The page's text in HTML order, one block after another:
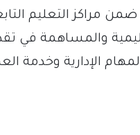
مراكز التعليم
والمساهمة في
الإدارية وخدمة